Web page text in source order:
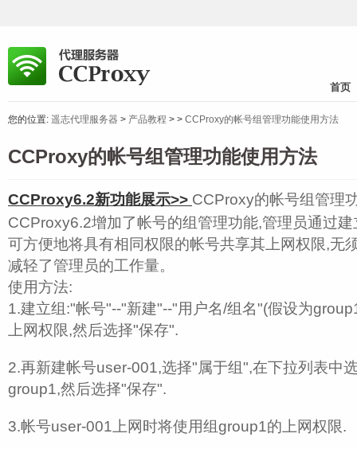
首页
您的位置: 遥志代理服务器 > 产品教程 > > CCProxy的帐号组管理功能使用方法
CCProxy的帐号组管理功能使用方法
CCProxy6.2新功能展示>> CCProxy的帐号组管理
CCProxy6.2增加了帐号的组管理功能,管理员通过
可方便地将具有相同权限的帐号共享其上网权限,无
减轻了管理员的工作量。
使用方法:
1.建立组:"帐号"--"新建"--"用户名/组名"(假设为
上网权限,然后选择"保存".
2.再新建帐号user-001,选择"属于组",在下拉列表中
group1,然后选择"保存".
3.帐号user-001上网时将使用组group1的上网权限.